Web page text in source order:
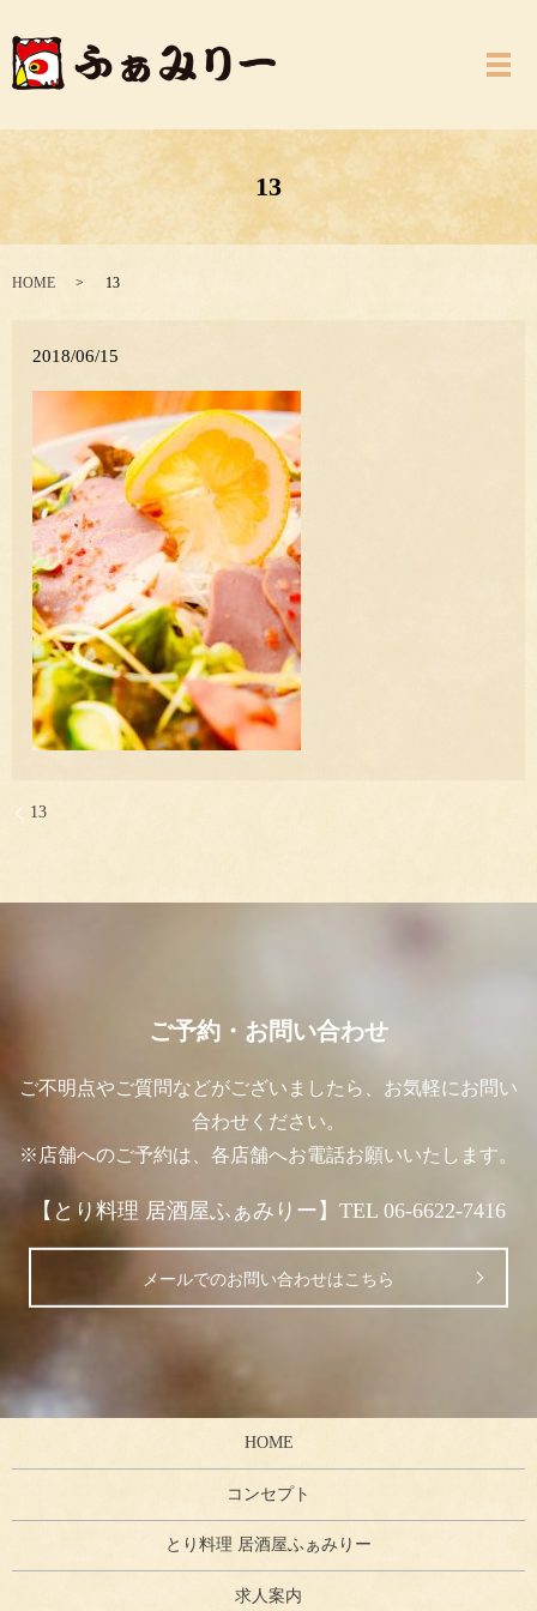
メ
13
HOME 13
2018/06/15
13
ご予約・お問い合わせ
ご不明点やご質問などがございましたら、お気軽にお問い
合わせください。
※店舗へのご予約は、各店舗へお電話お願いいたします。
【とり料理 居酒屋ふぁみりー】TEL 06-6622-7416
メールでのお問い合わせはこちら
HOME
コンセプト
とり料理 居酒屋ふぁみりー
求人案内